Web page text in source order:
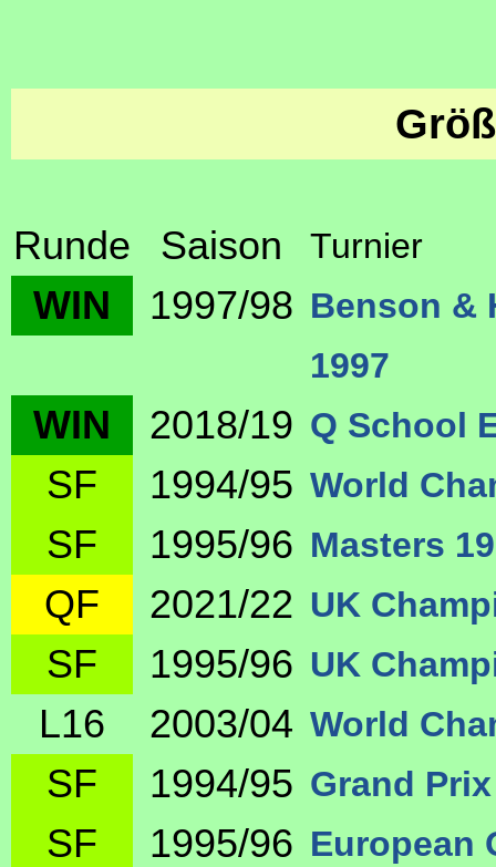
Runde Saison Turnier
WIN 1997/98 Benson &
1997
WIN 2018/19 Q School
SF 1994/95 World
SF 1995/96 Masters
QF 2021/22 UK
SF 1995/96 UK
L16 2003/04 World
SF 1994/95 Grand
SF 1995/96 European